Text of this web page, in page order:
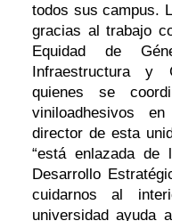
todos sus campus.
gracias al trabajo
Equidad de
Infraestructura y
quienes se
viniloadhesivos
director de esta
“está enlazada
Desarrollo
cuidarnos al
universidad ayuda